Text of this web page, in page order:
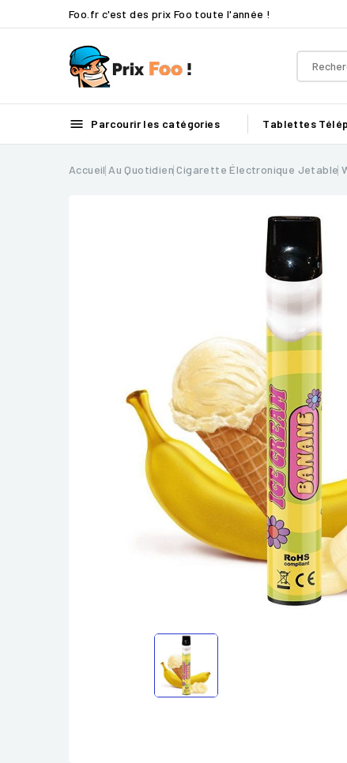
Foo.fr c'est des prix Foo toute l'année !
 Parcourir les catégories Tablettes
Accueil Au Quotidien Cigarette Électronique Jetable